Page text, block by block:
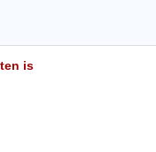
is